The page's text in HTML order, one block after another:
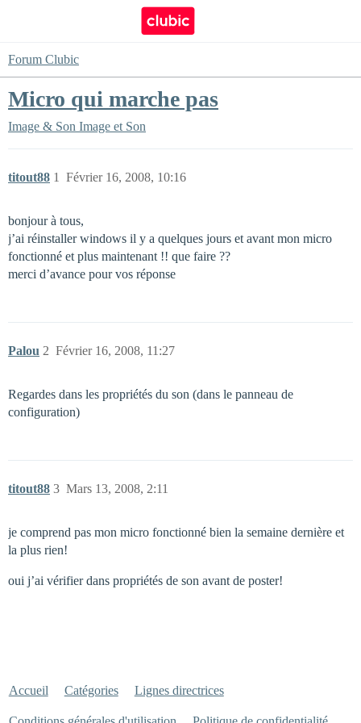
Forum Clubic
Micro qui marche pas
Image & Son Image et Son
titout88 Février 16, 2008, 10:16
1
bonjour à tous,
j’ai réinstaller windows il y a quelques jours et avant mon micro
fonctionné et plus maintenant !! que faire ??
merci d’avance pour vos réponse
Palou Février 16, 2008, 11:27
2
Regardes dans les propriétés du son (dans le panneau de
configuration)
titout88 Mars 13, 2008, 2:11
3
je comprend pas mon micro fonctionné bien la semaine dernière et
la plus rien!
oui j’ai vérifier dans propriétés de son avant de poster!
Accueil Catégories Lignes directrices